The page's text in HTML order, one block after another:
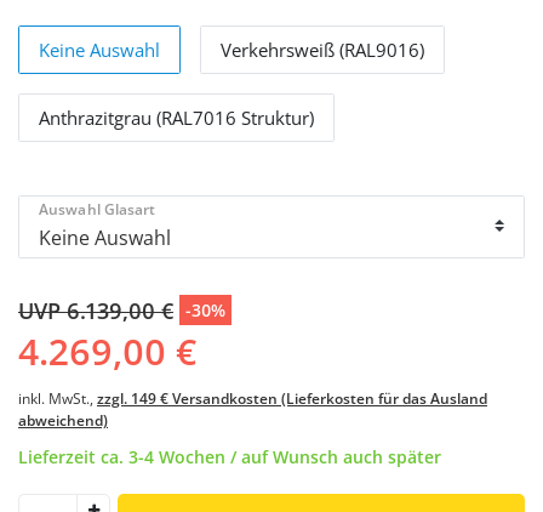
Keine Auswahl Verkehrsweiß (RAL9016)
Anthrazitgrau (RAL7016 Struktur)
Auswahl Glasart
UVP 6.139,00 € -30%
4.269,00 €
inkl. MwSt., zzgl. 149 € Versandkosten (Lieferkosten für das Ausland
abweichend)
Lieferzeit ca. 3-4 Wochen / auf Wunsch auch später